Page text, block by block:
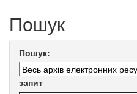
Пошук
Пошук:
запит